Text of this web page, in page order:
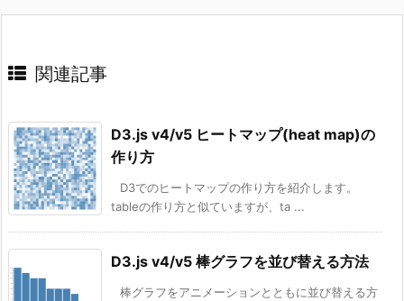
関連記事
D3.js v4/v5 ヒートマップ(heat map)の
作り方
D3でのヒートマップの作り方を紹介します。
tableの作り方と似ていますが、ta ...
D3.js v4/v5 棒グラフを並び替える方法
棒グラフをアニメーションとともに並び替える方